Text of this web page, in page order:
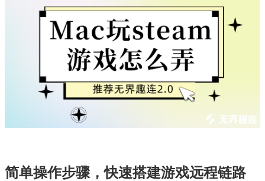
简单操作步骤，快速搭建游戏远程链路